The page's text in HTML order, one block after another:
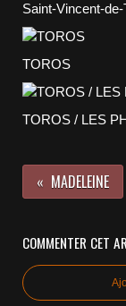
Saint-Vincent-
TOROS
TOROS / LES
MADELEINE
COMMENTER CET